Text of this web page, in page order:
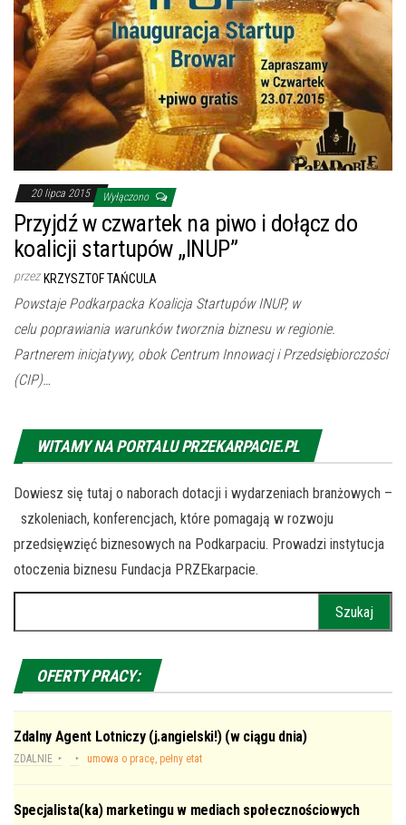
20 lipca 2015 Wyłączono
Przyjdź w czwartek na piwo i dołącz do
koalicji startupów „INUP”
przez KRZYSZTOF TAŃCULA
Powstaje Podkarpacka Koalicja Startupów INUP, w
celu poprawiania warunków tworznia biznesu w regionie.
Partnerem inicjatywy, obok Centrum Innowacj i Przedsiębiorczości
(CIP)…
WITAMY NA PORTALU PRZEKARPACIE.PL
Dowiesz się tutaj o naborach dotacji i wydarzeniach branżowych –
szkoleniach, konferencjach, które pomagają w rozwoju
przedsięwzięć biznesowych na Podkarpaciu. Prowadzi instytucja
otoczenia biznesu Fundacja PRZEkarpacie.
OFERTY PRACY:
Zdalny Agent Lotniczy (j.angielski!) (w ciągu dnia)
ZDALNIE umowa o pracę, pełny etat
Specjalista(ka) marketingu w mediach społecznościowych